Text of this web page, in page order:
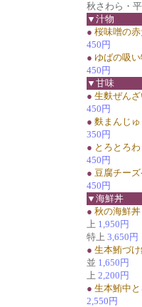
秋さわら・
▼汁物
● 桜味噌の
450円
● ゆばの吸
450円
▼甘味
● 生麩ぜん
450円
● 麩まんじ
350円
● とろとろ
450円
● 豆腐チー
450円
▼海鮮丼
● 秋の海鮮丼
上 1,950円
特上 3,650円
● 生本鮪づ
並 1,650円
上 2,200円
● 生本鮪中
2,550円